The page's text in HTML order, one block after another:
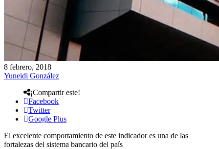
8 febrero, 2018
Yuneidi González
¡Compartir este!
Facebook
Twitter
Google Plus
El excelente comportamiento de este indicador es una de las
fortalezas del sistema bancario del país